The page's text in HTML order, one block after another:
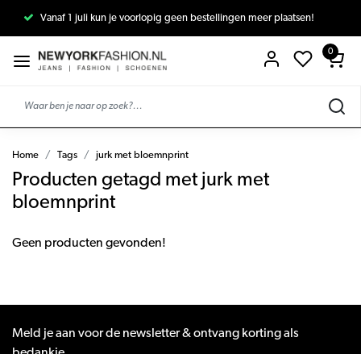
Vanaf 1 juli kun je voorlopig geen bestellingen meer plaatsen!
0
Home Tags jurk met bloemnprint
Producten getagd met jurk met
bloemnprint
Geen producten gevonden!
Meld je aan voor de newsletter & ontvang korting als